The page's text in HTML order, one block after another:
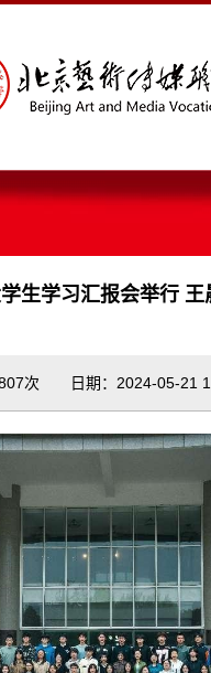
生学习汇报会举行
807次 日期：2024-05-21